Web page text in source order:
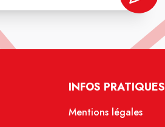
INFOS PRATIQUES
Mentions légales